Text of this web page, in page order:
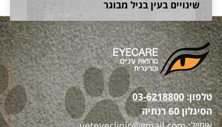
שינויים בעין בגיל מבוגר
טלפון:03-6218800
הסיגלון 60 רנתיה